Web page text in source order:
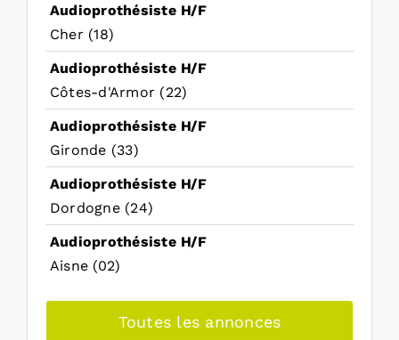
Audioprothésiste H/F
Cher (18)
Audioprothésiste H/F
Côtes-d'Armor (22)
Audioprothésiste H/F
Gironde (33)
Audioprothésiste H/F
Dordogne (24)
Audioprothésiste H/F
Aisne (02)
Toutes les annonces